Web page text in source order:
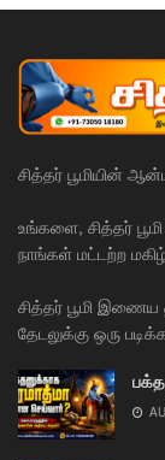
சித்தர் பூமியின்
உங்களை, சித்தர்
நாங்கள் மட்டற்ற
சித்தர் பூமி
தேடலுக்கு ஒரு